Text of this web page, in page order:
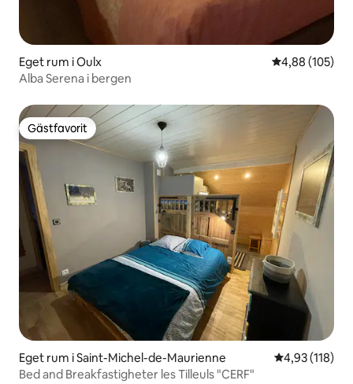
Eget rum i Oulx 4,88 av 5 i
4,88 (105)
Alba Serena i bergen
Gästfavorit
Gästfavorit
Eget rum i Saint-Michel-de-Maurienne 4,93 av 5 i
4,93 (118)
Bed and Breakfastigheter les Tilleuls "CERF"